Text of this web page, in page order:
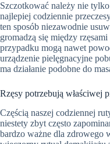
Szczotkować należy nie
najlepiej codziennie
ten sposób niezawodnie
gromadzą się między
przypadku mogą nawet
urządzenie pielęgnacyjne
ma działanie podobne do
Rzęsy potrzebują właściwej
Częścią naszej codziennej
niestety zbyt często
bardzo ważne dla zdrowego